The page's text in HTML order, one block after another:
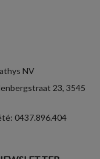
NV
23, 3545
0437.896.404